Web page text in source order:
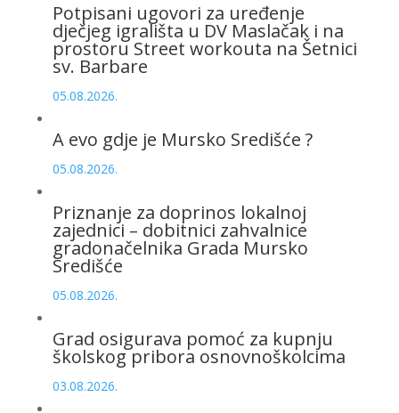
Potpisani ugovori za uređenje
dječjeg igrališta u DV Maslačak i na
prostoru Street workouta na Šetnici
sv. Barbare
05.08.2026.
A evo gdje je Mursko Središće ?
05.08.2026.
Priznanje za doprinos lokalnoj
zajednici – dobitnici zahvalnice
gradonačelnika Grada Mursko
Središće
05.08.2026.
Grad osigurava pomoć za kupnju
školskog pribora osnovnoškolcima
03.08.2026.